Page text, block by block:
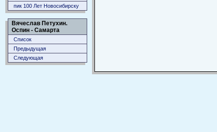
пик 100 Лет Новосибирску
Вячеслав Петухин.
Оспин - Самарта
Список
Предыдущая
Следующая